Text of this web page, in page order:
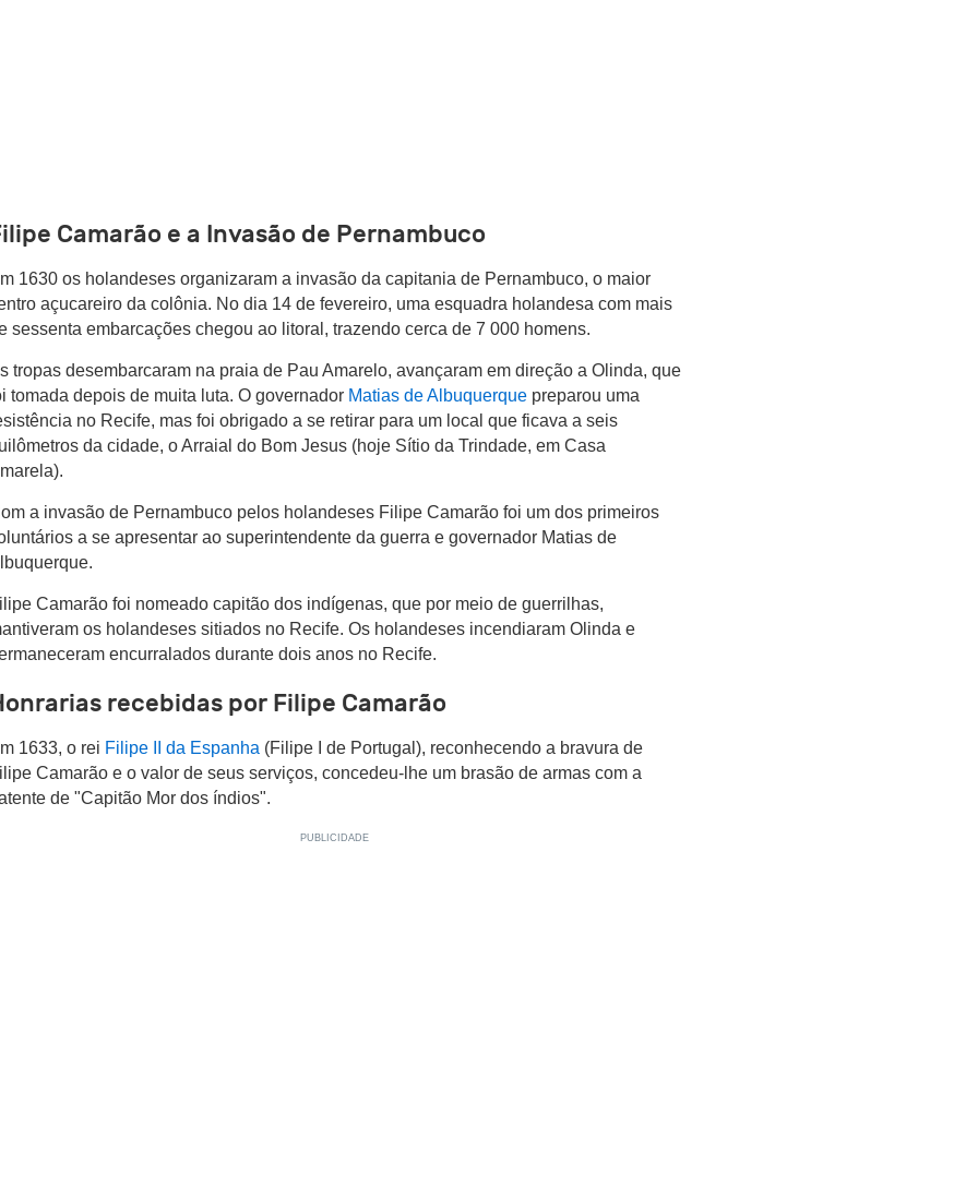
Camarão e a Invasão de Pernambuco
1630 os holandeses organizaram a invasão da capitania de Pernambuco, o maior
açucareiro da colônia. No dia 14 de fevereiro, uma esquadra holandesa com mais
sessenta embarcações chegou ao litoral, trazendo cerca de 7 000 homens.
tropas desembarcaram na praia de Pau Amarelo, avançaram em direção a Olinda, que
tomada depois de muita luta. O governador Matias de Albuquerque preparou uma
no Recife, mas foi obrigado a se retirar para um local que ficava a seis
da cidade, o Arraial do Bom Jesus (hoje Sítio da Trindade, em Casa
a invasão de Pernambuco pelos holandeses Filipe Camarão foi um dos primeiros
a se apresentar ao superintendente da guerra e governador Matias de
Camarão foi nomeado capitão dos indígenas, que por meio de guerrilhas,
os holandeses sitiados no Recife. Os holandeses incendiaram Olinda e
encurralados durante dois anos no Recife.
recebidas por Filipe Camarão
1633, o rei Filipe II da Espanha (Filipe I de Portugal), reconhecendo a bravura de
Camarão e o valor de seus serviços, concedeu-lhe um brasão de armas com a
de "Capitão Mor dos índios".